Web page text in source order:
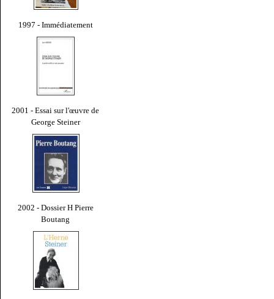
1997 - Immédiatement
2001 - Essai sur l'œuvre de
George Steiner
2002 - Dossier H Pierre
Boutang